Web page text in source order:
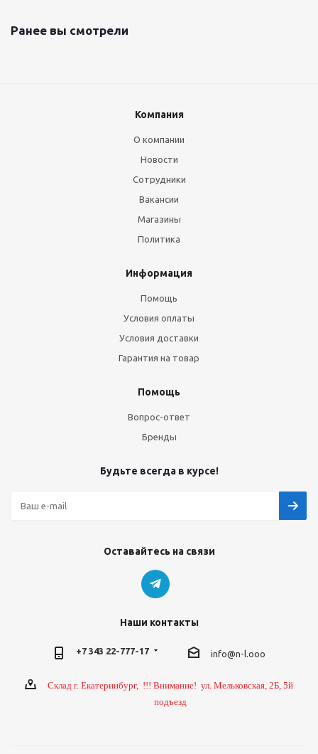
Ранее вы смотрели
Компания
О компании
Новости
Сотрудники
Вакансии
Магазины
Политика
Информация
Помощь
Условия оплаты
Условия доставки
Гарантия на товар
Помощь
Вопрос-ответ
Бренды
Будьте всегда в курсе!
Оставайтесь на связи
Наши контакты
+7 343 22-777-17 info@n-l.ooo
Склад г. Екатеринбург, !!! Внимание! ул. Мельковская, 2Б, 5й
подъезд